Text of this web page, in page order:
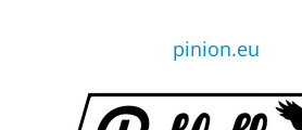
pinion.eu